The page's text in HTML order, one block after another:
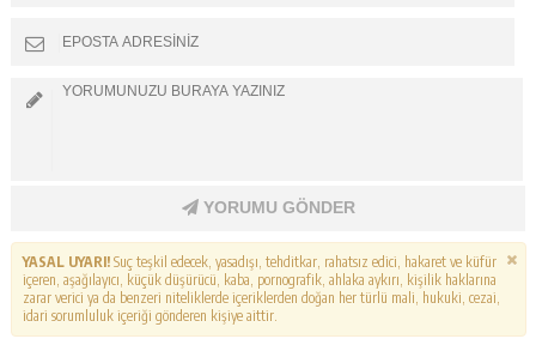
YORUMU GÖNDER
YASAL UYARI!Suç teşkil edecek, yasadışı, tehditkar, rahatsız edici, hakaret ve küfür
içeren, aşağılayıcı, küçük düşürücü, kaba, pornografik, ahlaka aykırı, kişilik haklarına
zarar verici ya da benzeri niteliklerde içeriklerden doğan her türlü mali, hukuki, cezai,
idari sorumluluk içeriği gönderen kişiye aittir.